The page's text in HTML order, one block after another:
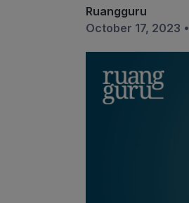
Ruangguru
October 17, 2023 •